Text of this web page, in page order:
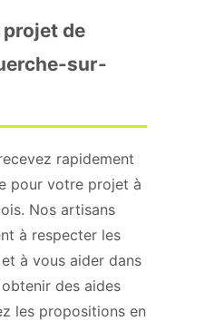
de
sur-
rapidement
pour votre projet à
Nos artisans
à respecter les
à vous aider dans
des aides
les propositions en